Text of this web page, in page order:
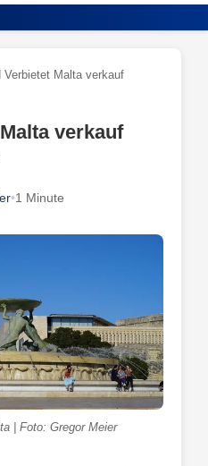
Verbietet Malta verkauf
verkauf
•1 Minute
| Foto: Gregor Meier